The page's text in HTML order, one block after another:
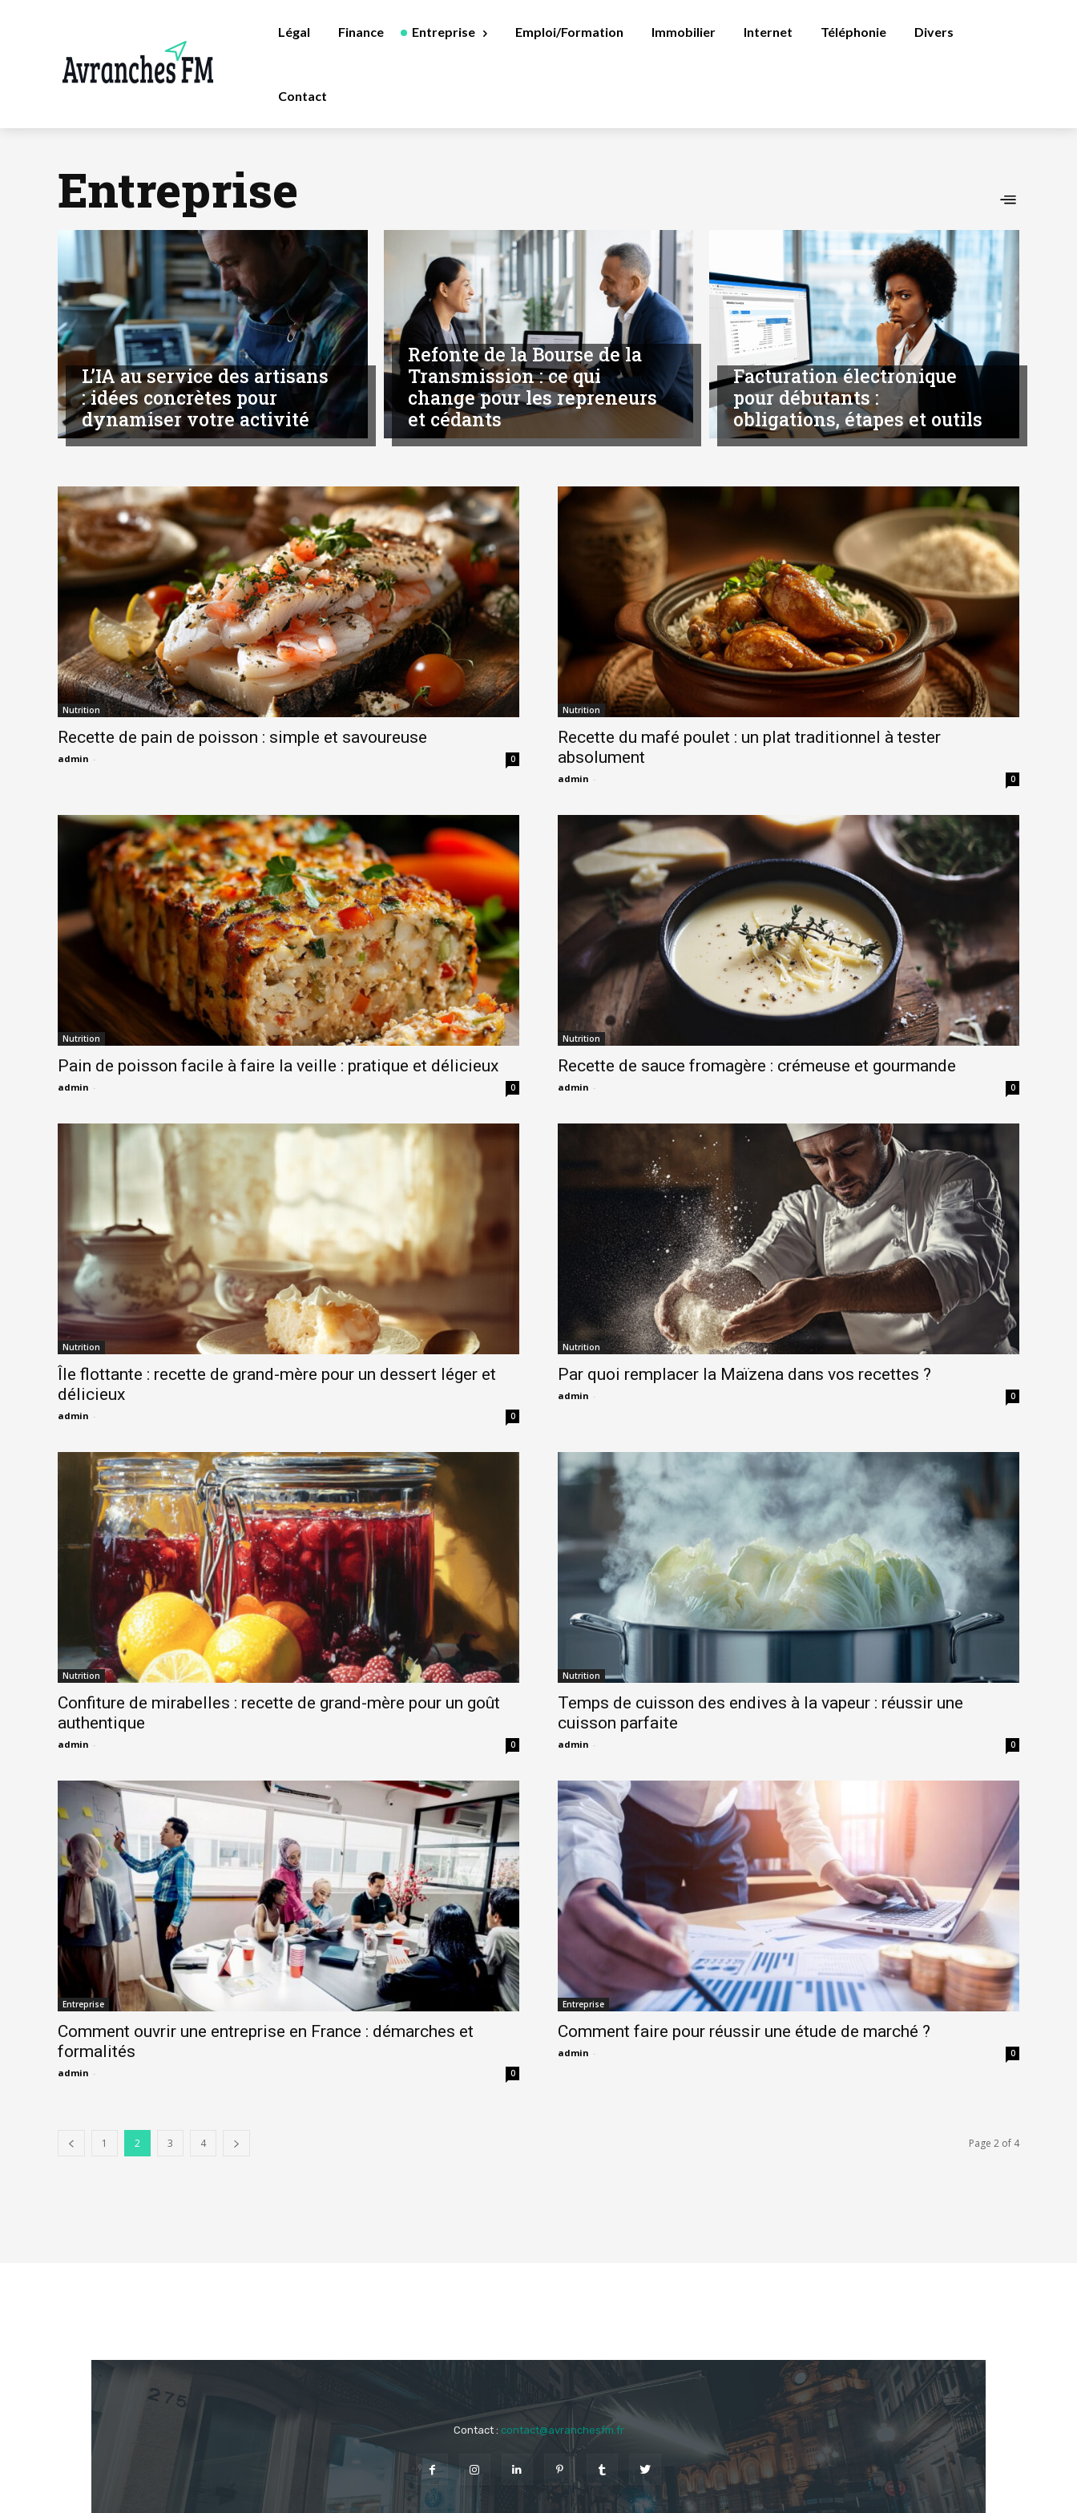
Légal Finance Entreprise Emploi/Formation Immobilier Internet Téléphonie Divers
Contact
Entreprise
L’IA au service des artisans
: idées concrètes pour
dynamiser votre activité
Refonte de la Bourse de la
Transmission : ce qui
change pour les repreneurs
et cédants
Facturation électronique
pour débutants :
obligations, étapes et outils
Nutrition
Recette de pain de poisson : simple et savoureuse
admin - 0
Nutrition
Recette du mafé poulet : un plat traditionnel à tester
absolument
admin - 0
Nutrition
Pain de poisson facile à faire la veille : pratique et délicieux
admin - 0
Nutrition
Recette de sauce fromagère : crémeuse et gourmande
admin - 0
Nutrition
Île flottante : recette de grand-mère pour un dessert léger et
délicieux
admin - 0
Nutrition
Par quoi remplacer la Maïzena dans vos recettes ?
admin - 0
Nutrition
Confiture de mirabelles : recette de grand-mère pour un goût
authentique
admin - 0
Nutrition
Temps de cuisson des endives à la vapeur : réussir une
cuisson parfaite
admin - 0
Entreprise
Comment ouvrir une entreprise en France : démarches et
formalités
admin - 0
Entreprise
Comment faire pour réussir une étude de marché ?
admin - 0
1 2 3 4 Page 2 of 4
Contact : contact@avranchesfm.fr